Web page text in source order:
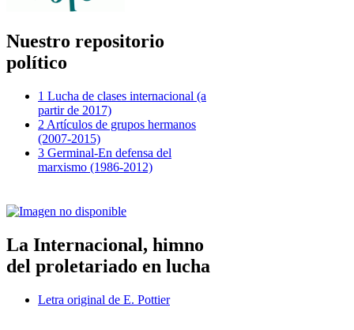
Nuestro repositorio
político
1 Lucha de clases internacional (a
partir de 2017)
2 Artículos de grupos hermanos
(2007-2015)
3 Germinal-En defensa del
marxismo (1986-2012)
La Internacional, himno
del proletariado en lucha
Letra original de E. Pottier